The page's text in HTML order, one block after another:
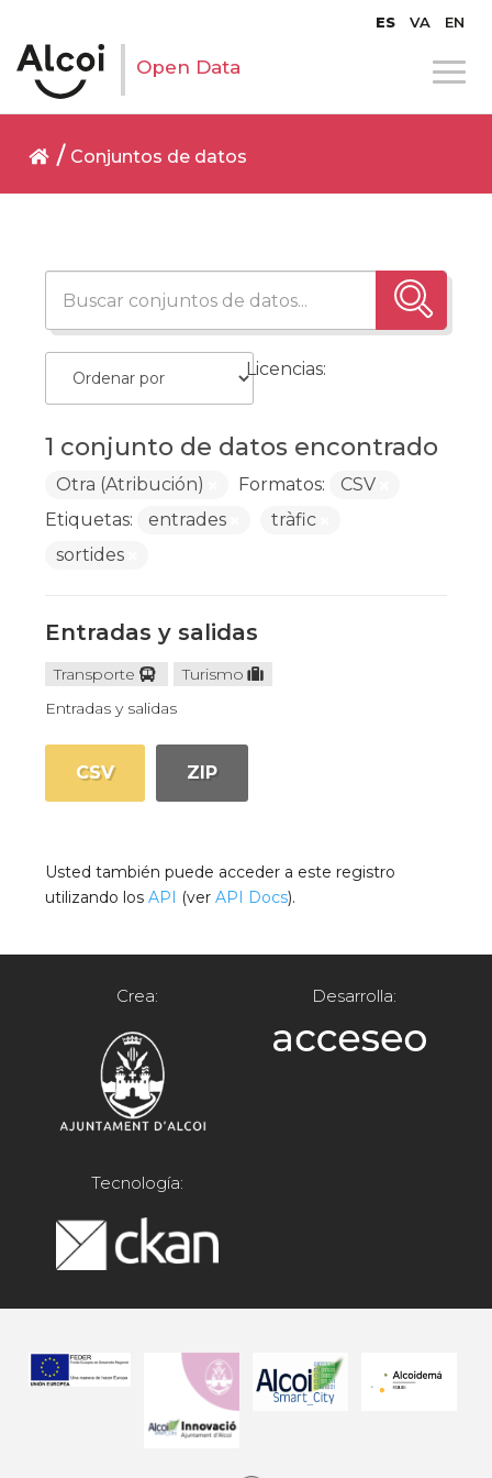
ES VA EN
Open Data
Conjuntos de datos
1 conjunto de datos encontrado
Licencias:
Otra (Atribución) Formatos:
CSV
Etiquetas:
entrades
tràfic
sortides
Entradas y salidas
Transporte
Turismo
Entradas y salidas
CSV ZIP
Usted también puede acceder a este registro
utilizando losAPI (verAPI Docs).
Crea: Desarrolla:
Tecnología: